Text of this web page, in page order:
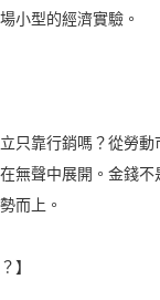
小型的經濟實驗。
靠行銷嗎？從勞動
無聲中展開。金錢
而上。
】